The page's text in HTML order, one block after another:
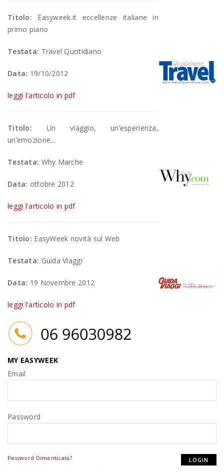
Titolo: Easyweek.it eccellenze italiane in
primo piano
Testata: Travel Quotidiano
Data: 19/10/2012
leggi l'articolo in pdf
Titolo: Un viaggio, un’esperienza,
un’emozione...
Testata: Why Marche
Data: ottobre 2012
leggi l'articolo in pdf
Titolo: EasyWeek novità sul Web
Testata: Guida Viaggi
Data: 19 Novembre 2012
leggi l'articolo in pdf
MY EASYWEEK
Email
Password
Password Dimenticata?